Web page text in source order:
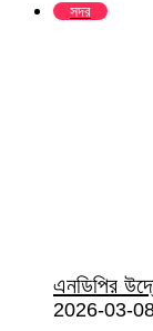
সদর
এনডিপির
2026-03-